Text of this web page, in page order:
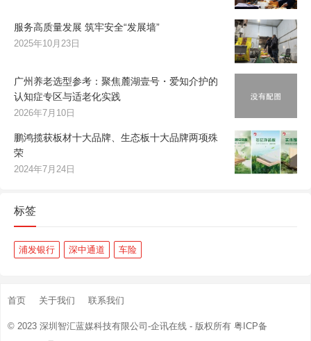
服务高质量发展 筑牢安全“发展墙”
2025年10月23日
广州养老选型参考：聚焦麓湖壹号・爱知介护的
认知症专区与适老化实践
2026年7月10日
鹏鸿揽获板材十大品牌、生态板十大品牌两项殊
荣
2024年7月24日
标签
浦发银行 深中通道 车险
首页 关于我们 联系我们
© 2023 深圳智汇蓝媒科技有限公司-企讯在线 - 版权所有 粤ICP备